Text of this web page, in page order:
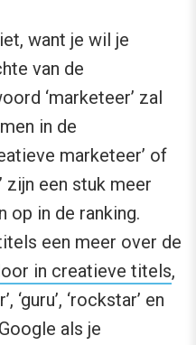
want je wil je
van de
‘marketeer’ zal
in de
marketeer’ of
zijn een stuk meer
op in de ranking.
een meer over de
in creatieve titels,
‘guru’, ‘rockstar’ en
als je